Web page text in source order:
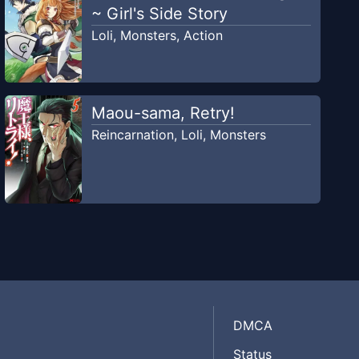
~ Girl's Side Story
Loli, Monsters, Action
Maou-sama, Retry!
Reincarnation, Loli, Monsters
DMCA
Status